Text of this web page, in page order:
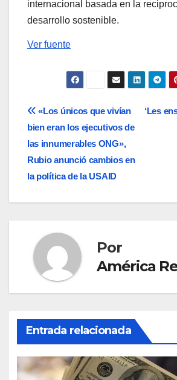
internacional basada en la
desarrollo sostenible.
Ver fuente
Navegación
de
entradas
‘Les
«Los únicos que vivían
bien eran los ejecutivos de
las innumerables ONG»,
Rubio anunció cambios en
la política de la USAID
Por
América
Entrada relacionada